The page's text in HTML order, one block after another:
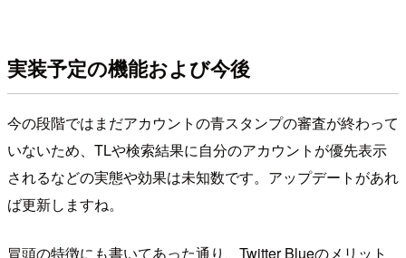
実装予定の機能および今後
今の段階ではまだアカウントの青スタンプの審査が終わって
いないため、TLや検索結果に自分のアカウントが優先表示
されるなどの実態や効果は未知数です。アップデートがあれ
ば更新しますね。
冒頭の特徴にも書いてあった通り、Twitter Blueのメリット